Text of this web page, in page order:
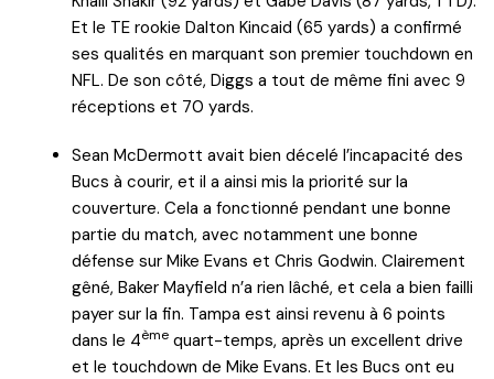
Et le TE rookie Dalton Kincaid (65 yards) a confirmé
ses qualités en marquant son premier touchdown en
NFL. De son côté, Diggs a tout de même fini avec 9
réceptions et 70 yards.
Sean McDermott avait bien décelé l’incapacité des
Bucs à courir, et il a ainsi mis la priorité sur la
couverture. Cela a fonctionné pendant une bonne
partie du match, avec notamment une bonne
défense sur Mike Evans et Chris Godwin. Clairement
gêné, Baker Mayfield n’a rien lâché, et cela a bien failli
payer sur la fin. Tampa est ainsi revenu à 6 points
dans le 4ème quart-temps, après un excellent drive
et le touchdown de Mike Evans. Et les Bucs ont eu